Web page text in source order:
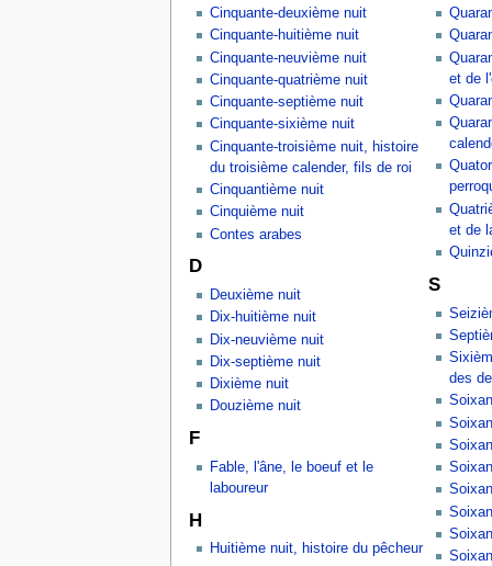
Cinquante-deuxième nuit
Cinquante-huitième nuit
Cinquante-neuvième nuit
Cinquante-quatrième nuit
Cinquante-septième nuit
Cinquante-sixième nuit
Cinquante-troisième nuit, histoire
du troisième calender, fils de roi
Cinquantième nuit
Cinquième nuit
Contes arabes
D
Deuxième nuit
Dix-huitième nuit
Dix-neuvième nuit
Dix-septième nuit
Dixième nuit
Douzième nuit
F
Fable, l'âne, le boeuf et le
laboureur
H
Huitième nuit, histoire du pêcheur
et de
et de
S
des